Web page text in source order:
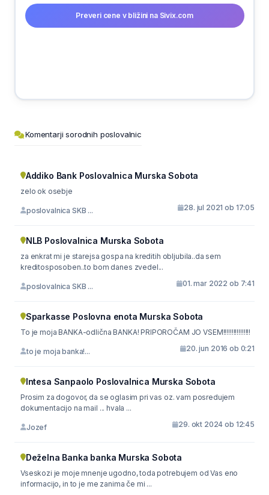
Preveri cene v bližini na Sivix.com
Komentarji sorodnih poslovalnic
Addiko Bank Poslovalnica Murska Sobota
zelo ok osebje
poslovalnica SKB ... 28. jul 2021 ob 17:05
NLB Poslovalnica Murska Sobota
za enkrat mi je starejsa gospa na kreditih obljubila..da sem
kreditosposoben..to bom danes zvedel...
poslovalnica SKB ... 01. mar 2022 ob 7:41
Sparkasse Poslovna enota Murska Sobota
To je moja BANKA-odlična BANKA! PRIPOROČAM JO VSEM!!!!!!!!!!!!!!!!
to je moja banka!... 20. jun 2016 ob 0:21
Intesa Sanpaolo Poslovalnica Murska Sobota
Prosim za dogovor, da se oglasim pri vas oz. vam posredujem
dokumentacijo na mail ... hvala ...
Jozef 29. okt 2024 ob 12:45
Deželna Banka banka Murska Sobota
Vseskozi je moje mnenje ugodno, toda potrebujem od Vas eno
informacijo, in to je me zanima če mi ...